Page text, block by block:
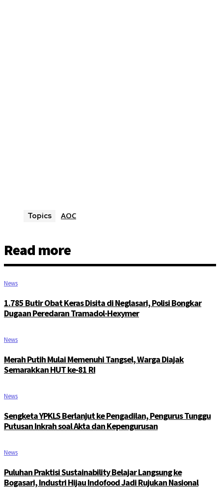
Topics AOC
Read more
News
1.785 Butir Obat Keras Disita di Neglasari, Polisi Bongkar
Dugaan Peredaran Tramadol-Hexymer
News
Merah Putih Mulai Memenuhi Tangsel, Warga Diajak
Semarakkan HUT ke-81 RI
News
Sengketa YPKLS Berlanjut ke Pengadilan, Pengurus Tunggu
Putusan Inkrah soal Akta dan Kepengurusan
News
Puluhan Praktisi Sustainability Belajar Langsung ke
Bogasari, Industri Hijau Indofood Jadi Rujukan Nasional